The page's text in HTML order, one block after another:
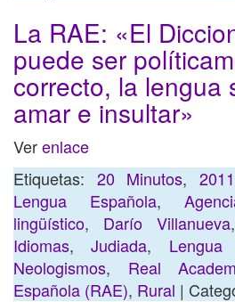
La RAE: «El
puede ser
correcto, la lengua
amar e insultar»
Verenlace
Etiquetas: 20 Minutos,2011
Lengua Española,
lingüístico, Darío Villanueva
Idiomas,Judiada,
Neologismos, Real
Española (RAE), Rural |